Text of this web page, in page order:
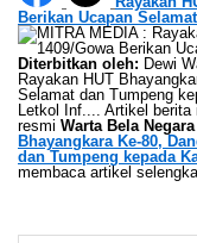
Berikan Ucapan
Diterbitkan oleh: Dewi
Rayakan HUT
Selamat dan Tumpeng
Letkol Inf.... Artikel berita
resmi Warta Bela Negara
Bhayangkara Ke-80,
dan Tumpeng kepada
membaca artikel